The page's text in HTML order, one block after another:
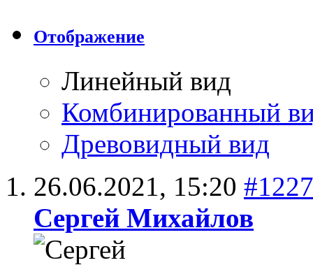
Отображение
Линейный вид
Комбинированный
Древовидный вид
26.06.2021, 15:20
Сергей Михайлов